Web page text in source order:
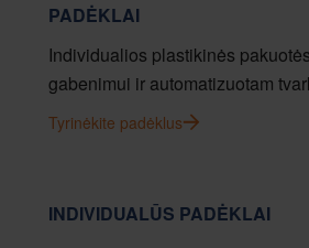
PADĖKLAI
Individualios plastikinės
gabenimui ir automatizuotam
Tyrinėkite padėklus
INDIVIDUALŪS PADĖKLAI